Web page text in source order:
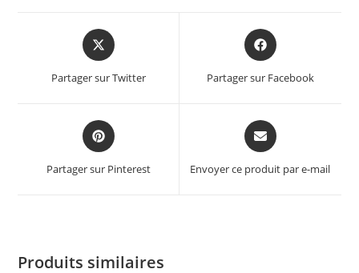
Partager sur Twitter Partager sur Facebook
Partager sur Pinterest Envoyer ce produit par e-mail
Produits similaires